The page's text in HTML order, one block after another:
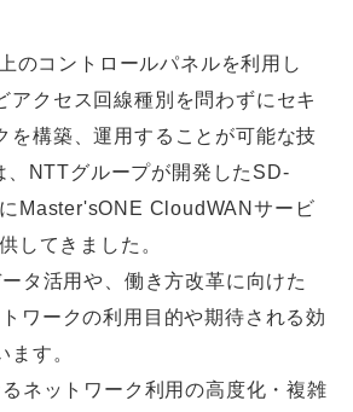
のコントロールパネルを利用し
アクセス回線種別を問わずにセキ
を構築、運用することが可能な技
NTTグループが開発したSD-
Master'sONE CloudWANサービ
してきました。
タ活用や、働き方改革に向けた
ワークの利用目的や期待される効
ます。
ネットワーク利用の高度化・複雑